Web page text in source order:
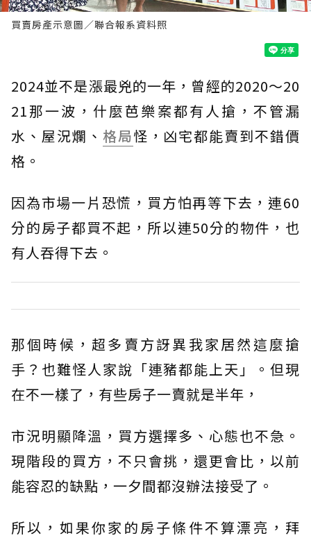
買賣房產示意圖／聯合報系資料照
2024並不是漲最兇的一年，曾經的2020～20
21那一波，什麼芭樂案都有人搶，不管漏
水、屋況爛、 格局怪，凶宅都能賣到不錯價
格。
因為市場一片恐慌，買方怕再等下去，連60
分的房子都買不起，所以連50分的物件，也
有人吞得下去。
那個時候，超多賣方訝異我家居然這麼搶
手？也難怪人家說「連豬都能上天」。但現
在不一樣了，有些房子一賣就是半年，
市況明顯降溫，買方選擇多、心態也不急。
現階段的買方，不只會挑，還更會比，以前
能容忍的缺點，一夕間都沒辦法接受了。
所以，如果你家的房子條件不算漂亮，拜